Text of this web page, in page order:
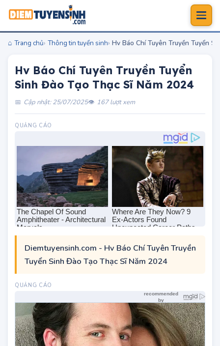
Trang chủ Thông tin tuyển sinh Hv Báo Chí Tuyên Truyền Tuyển
Hv Báo Chí Tuyên Truyền Tuyển
Sinh Đào Tạo Thạc Sĩ Năm 2024
Cập nhật: 25/07/2025 167 lượt xem
Diemtuyensinh.com - Hv Báo Chí Tuyên Truyền
Tuyển Sinh Đào Tạo Thạc Sĩ Năm 2024